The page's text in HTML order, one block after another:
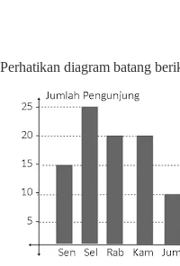
Perhatikan diagram batang